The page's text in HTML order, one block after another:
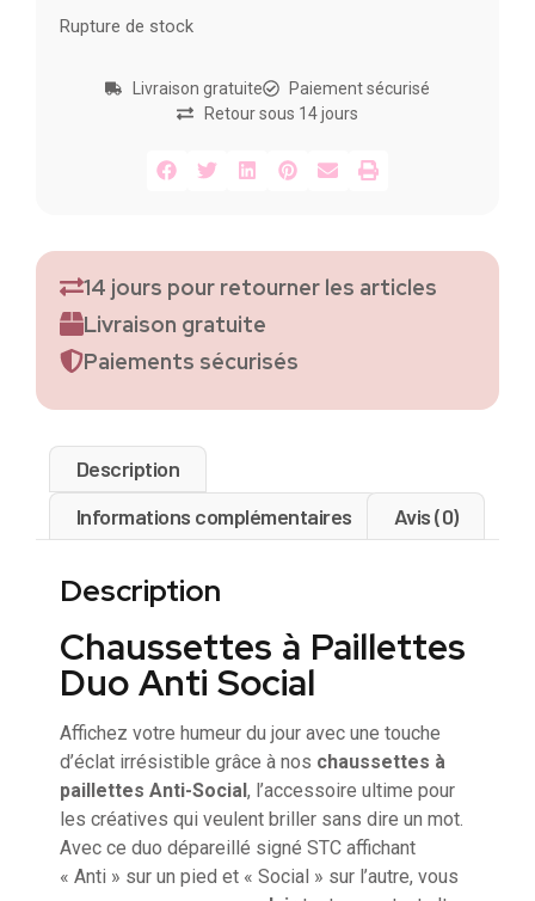
Rupture de stock
Livraison gratuite
Paiement sécurisé
Retour sous 14 jours
14 jours pour retourner les articles
Livraison gratuite
Paiements sécurisés
Description
Informations complémentaires
Avis (0)
Description
Chaussettes à Paillettes
Duo Anti Social
Affichez votre humeur du jour avec une touche
d’éclat irrésistible grâce à nos chaussettes à
paillettes Anti-Social, l’accessoire ultime pour
les créatives qui veulent briller sans dire un mot.
Avec ce duo dépareillé signé STC affichant
« Anti » sur un pied et « Social » sur l’autre, vous